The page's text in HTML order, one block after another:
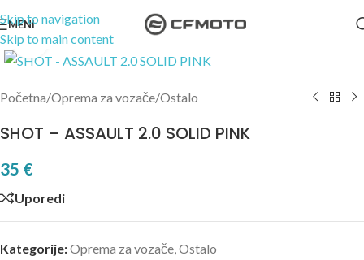
Skip to navigation
Skip to main content
MENI
Kliknite za uvećanje
Početna/Oprema za vozače/Ostalo
SHOT – ASSAULT 2.0 SOLID PINK
35 €
Uporedi
Kategorije:Oprema za vozače,Ostalo